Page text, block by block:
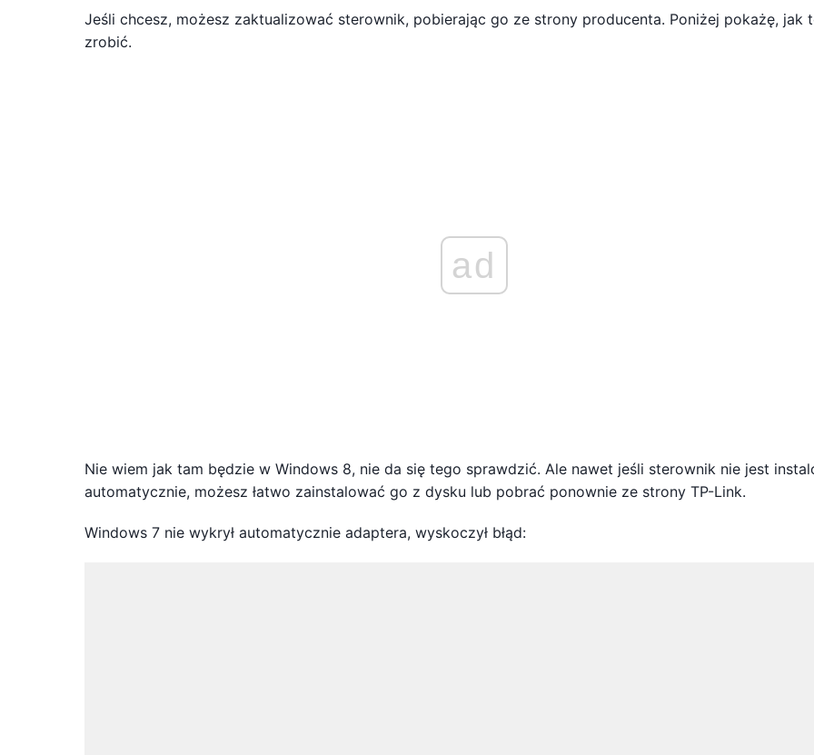
Jeśli chcesz, możesz zaktualizować sterownik, pobierając go ze strony producenta. Poniżej pokażę, jak
zrobić.
ad
Nie wiem jak tam będzie w Windows 8, nie da się tego sprawdzić. Ale nawet jeśli sterownik nie jest
automatycznie, możesz łatwo zainstalować go z dysku lub pobrać ponownie ze strony TP-Link.
Windows 7 nie wykrył automatycznie adaptera, wyskoczył błąd: